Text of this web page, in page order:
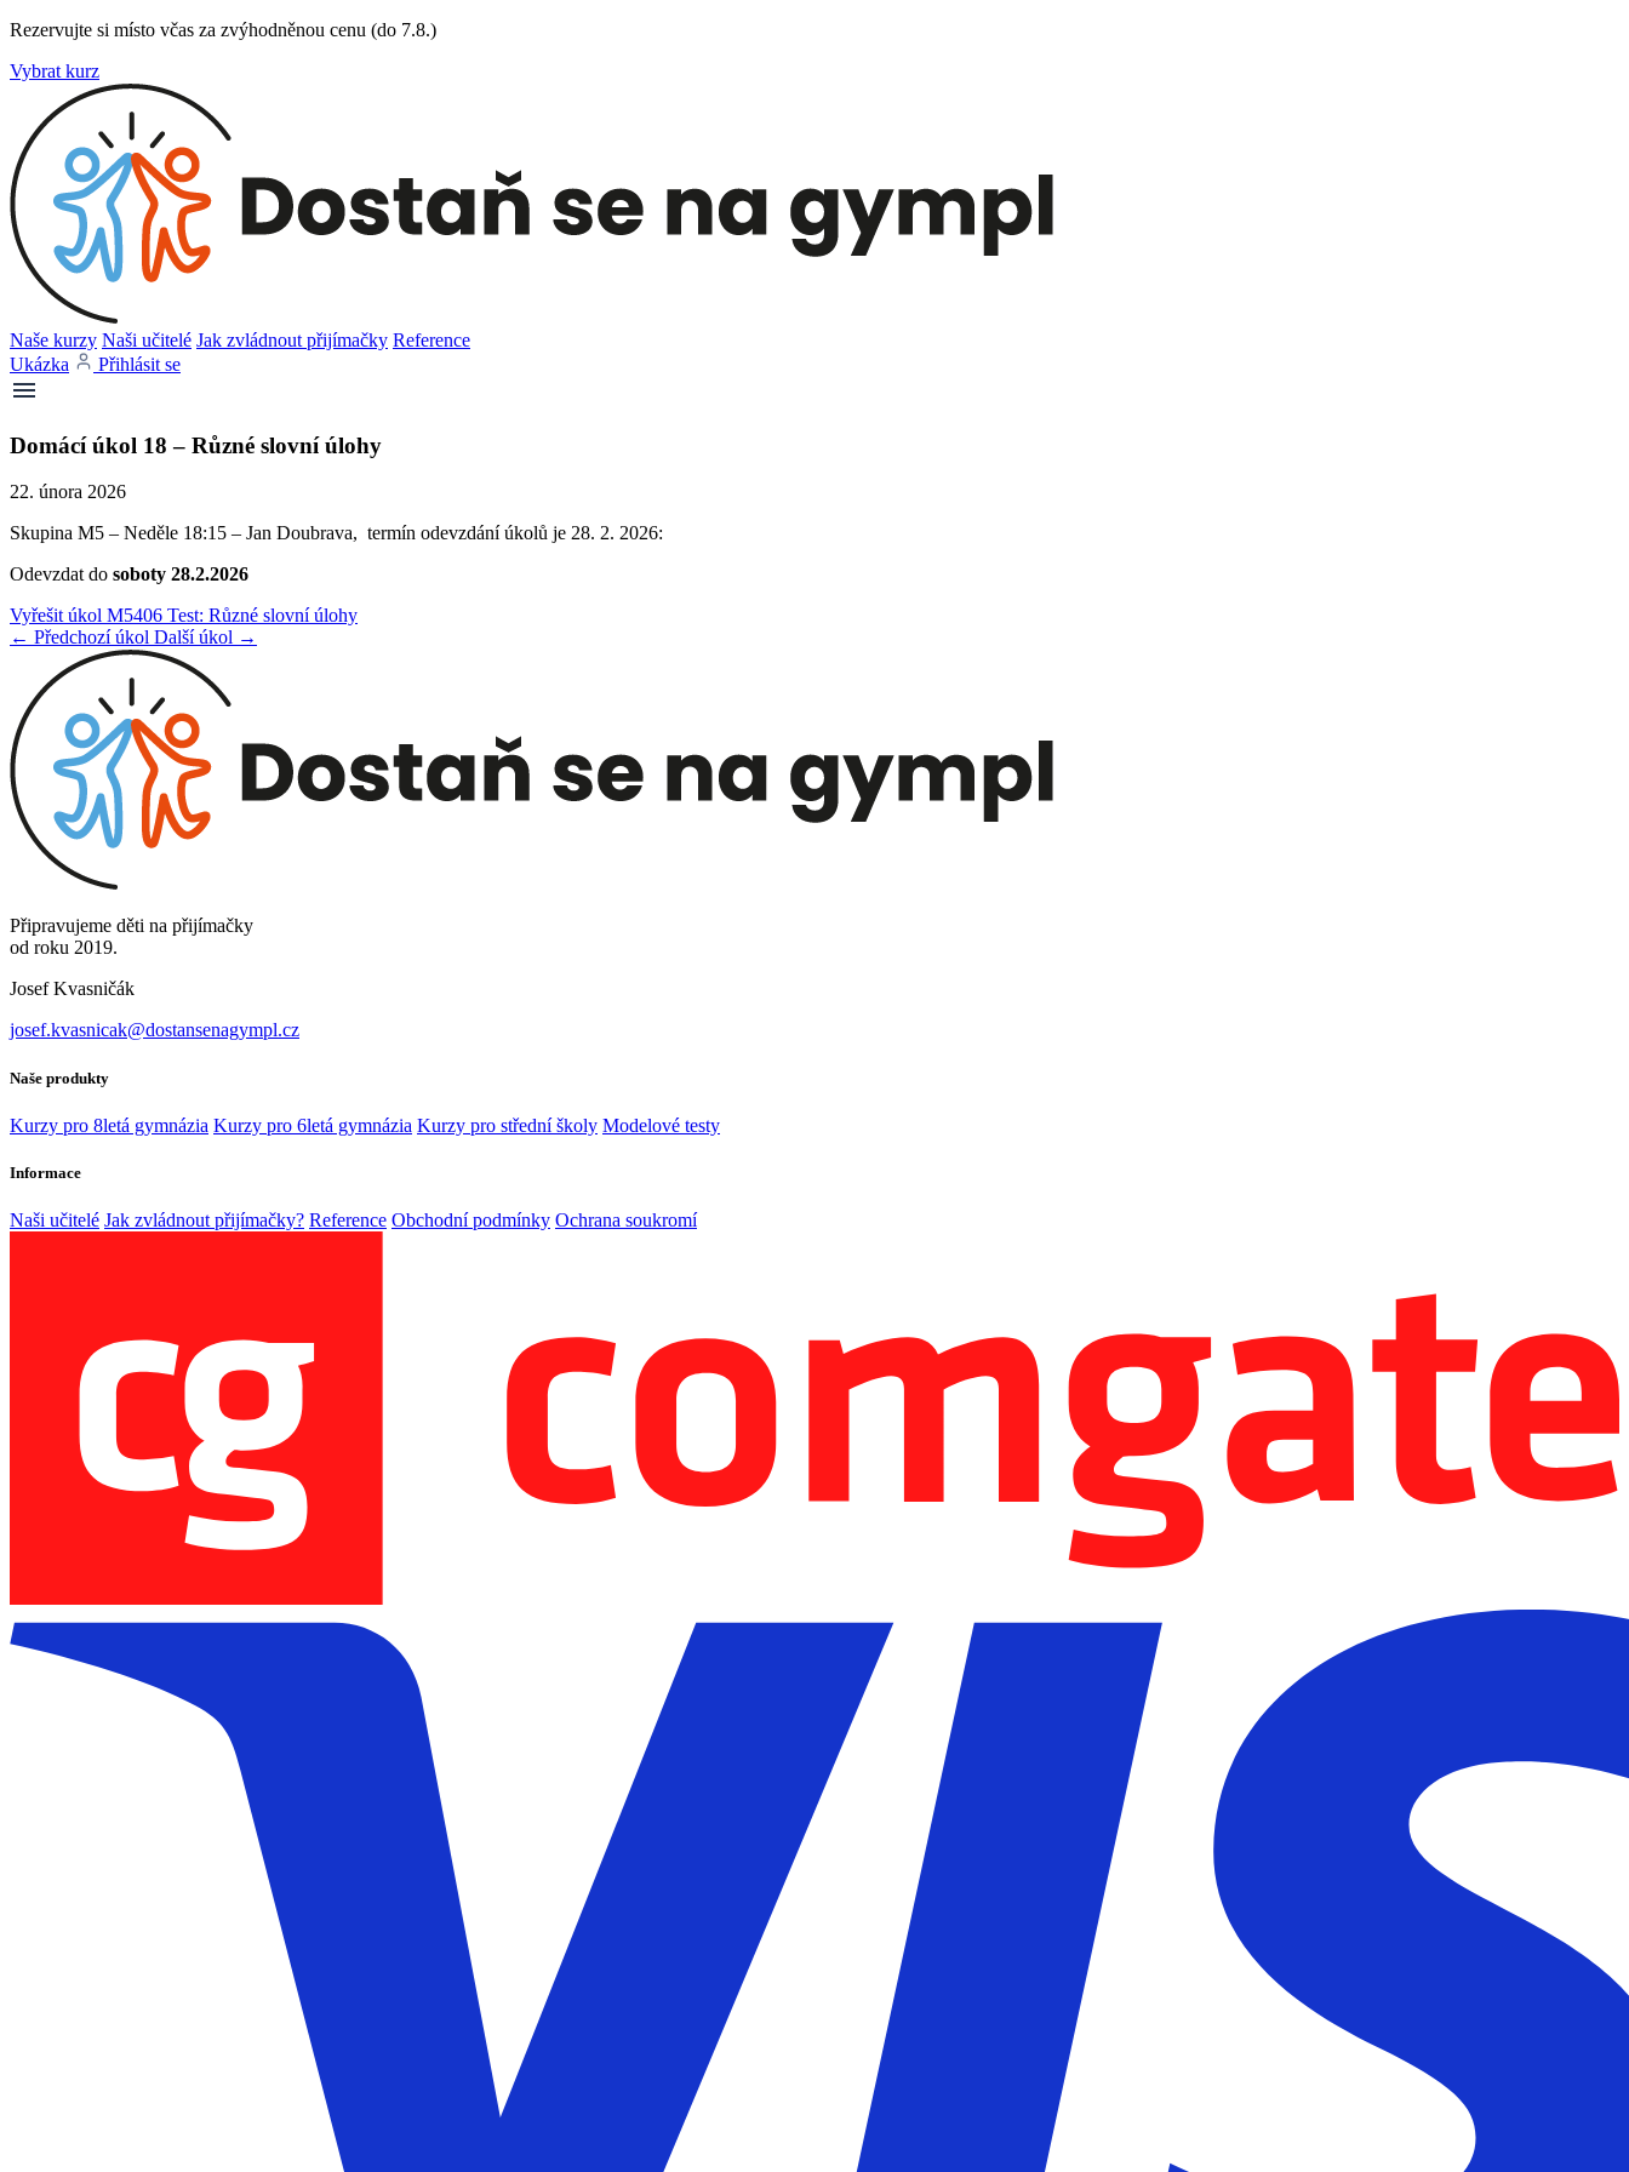
Rezervujte si místo včas za zvýhodněnou cenu (do 7.8.)
Vybrat kurz
Naše kurzy Naši učitelé Jak zvládnout přijímačky Reference
Ukázka
Přihlásit se
Domácí úkol 18 – Různé slovní úlohy
22. února 2026
Skupina M5 – Neděle 18:15 – Jan Doubrava, termín odevzdání úkolů je 28. 2. 2026:
Odevzdat do soboty 28.2.2026
Vyřešit úkol M5406 Test: Různé slovní úlohy
← Předchozí úkol Další úkol →
Připravujeme děti na přijímačky
od roku 2019.
Josef Kvasničák
josef.kvasnicak@dostansenagympl.cz
Naše produkty
Kurzy pro 8letá gymnázia Kurzy pro 6letá gymnázia Kurzy pro střední školy Modelové testy
Informace
Naši učitelé Jak zvládnout přijímačky? Reference Obchodní podmínky Ochrana soukromí